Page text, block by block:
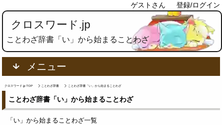
ゲストさん 登録/ログイン
クロスワード.jp
ことわざ辞書「い」から始まることわざ
メニュー
クロスワード.jp TOP ことわざ辞書 ことわざ辞書「い」から始まることわざ
ことわざ辞書「い」から始まることわざ
「い」から始まることわざ一覧